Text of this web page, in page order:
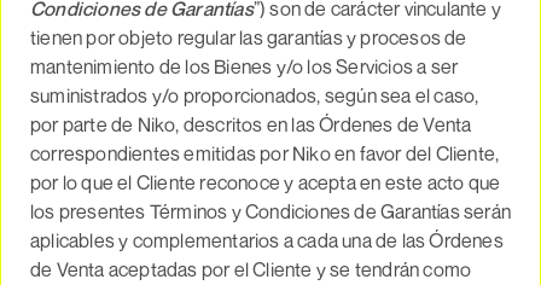
Condiciones de Garantías”) son de carácter vinculante y
tienen por objeto regular las garantías y procesos de
mantenimiento de los Bienes y/o los Servicios a ser
suministrados y/o proporcionados, según sea el caso,
por parte de Niko, descritos en las Órdenes de Venta
correspondientes emitidas por Niko en favor del Cliente,
por lo que el Cliente reconoce y acepta en este acto que
los presentes Términos y Condiciones de Garantías serán
aplicables y complementarios a cada una de las Órdenes
de Venta aceptadas por el Cliente y se tendrán como